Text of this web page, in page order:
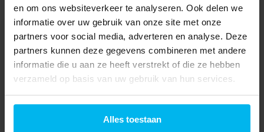
en om ons websiteverkeer te analyseren. Ook delen we
informatie over uw gebruik van onze site met onze
partners voor social media, adverteren en analyse. Deze
partners kunnen deze gegevens combineren met andere
informatie die u aan ze heeft verstrekt of die ze hebben
verzameld op basis van uw gebruik van hun services.
Alles toestaan
Laatst bekeken
Rowenta VU2310
Essential Plus -
Tafelventilator